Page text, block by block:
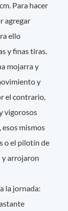
Para hacer
agregar
ello
y finas tiras.
mojarra y
y
el contrario,
vigorosos
mismos
o el pilotín de
y arrojaron
la jornada: